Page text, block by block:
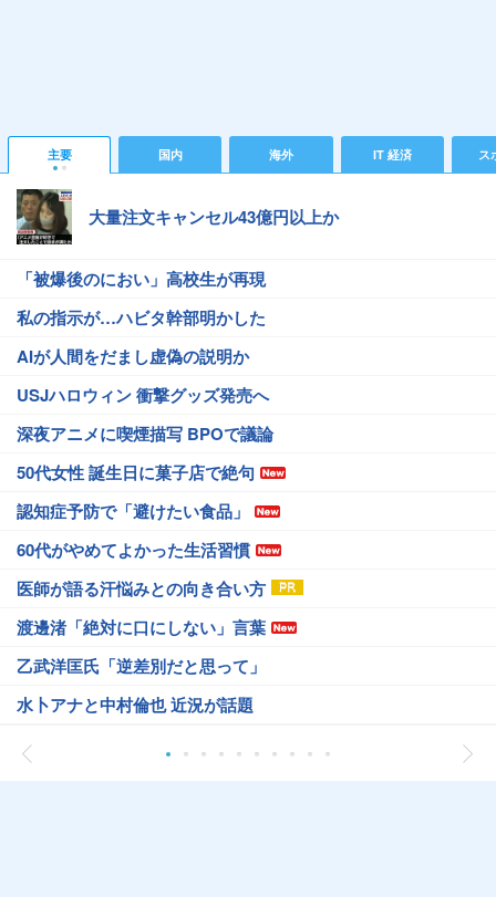
主要 国内 海外 IT 経済 ス
大量注文キャンセル43億円以上か
「被爆後のにおい」高校生が再現
私の指示が…ハビタ幹部明かした
AIが人間をだまし虚偽の説明か
USJハロウィン 衝撃グッズ発売へ
深夜アニメに喫煙描写 BPOで議論
50代女性 誕生日に菓子店で絶句
認知症予防で「避けたい食品」
60代がやめてよかった生活習慣
医師が語る汗悩みとの向き合い方
渡邊渚「絶対に口にしない」言葉
乙武洋匡氏「逆差別だと思って」
水卜アナと中村倫也 近況が話題